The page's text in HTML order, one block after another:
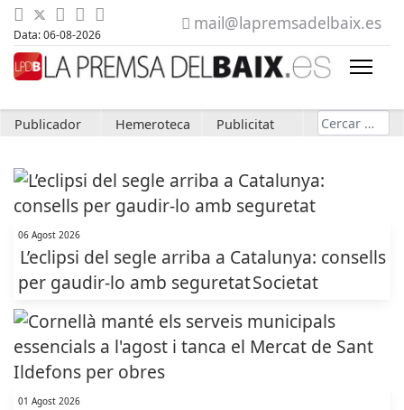
Data: 06-08-2026
mail@lapremsadelbaix.es
Publicador Hemeroteca Publicitat Cerca
06 Agost 2026
L’eclipsi del segle arriba a Catalunya: consells
per gaudir-lo amb seguretatSocietat
01 Agost 2026